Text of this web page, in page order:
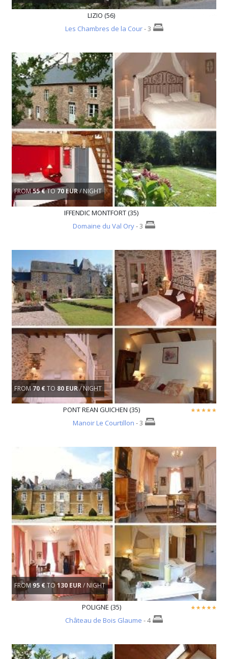
LIZIO (56)
Les Chambres de la Cour- 3
FROM55 €TO 70 EUR/ NIGHT
IFFENDIC MONTFORT (35)
Domaine du Val Ory- 3
FROM70 €TO 80 EUR/ NIGHT
PONT REAN GUICHEN (35)
Manoir Le Courtillon - 3
FROM95 €TO 130 EUR/ NIGHT
POLIGNE (35)
Château de Bois Glaume - 4